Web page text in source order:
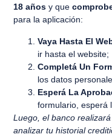
18 añosy que
para la aplicación:
Vaya Hasta El
ir hasta el website;
Completá Un
los datos
Esperá La
formulario, esperá
Luego, el banco
analizar tu historial